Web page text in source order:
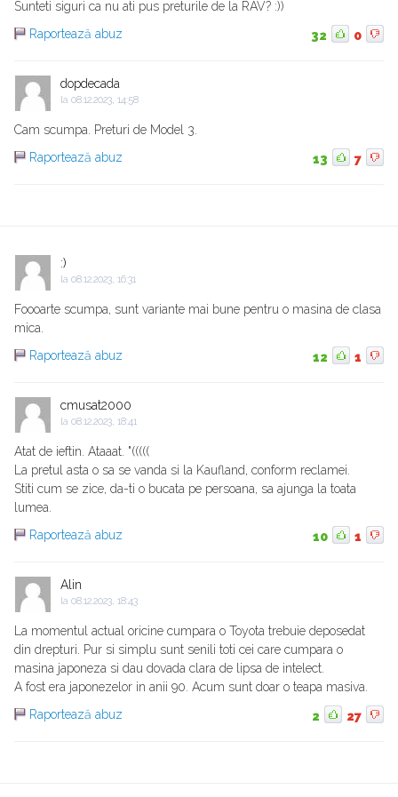
Sunteti siguri ca nu ati pus preturile de la RAV? :))
Raportează abuz
32 0
dopdecada
la 08.12.2023, 14:58
Cam scumpa. Preturi de Model 3.
Raportează abuz
13 7
:)
la 08.12.2023, 16:31
Foooarte scumpa, sunt variante mai bune pentru o masina de clasa
mica.
Raportează abuz
12 1
cmusat2000
la 08.12.2023, 18:41
Atat de ieftin. Ataaat. "(((((
La pretul asta o sa se vanda si la Kaufland, conform reclamei.
Stiti cum se zice, da-ti o bucata pe persoana, sa ajunga la toata
lumea.
Raportează abuz
10 1
Alin
la 08.12.2023, 18:43
La momentul actual oricine cumpara o Toyota trebuie deposedat
din drepturi. Pur si simplu sunt senili toti cei care cumpara o
masina japoneza si dau dovada clara de lipsa de intelect.
A fost era japonezelor in anii 90. Acum sunt doar o teapa masiva.
Raportează abuz
2 27